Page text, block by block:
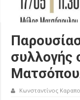
συλλογής
Κωνσταντίνος